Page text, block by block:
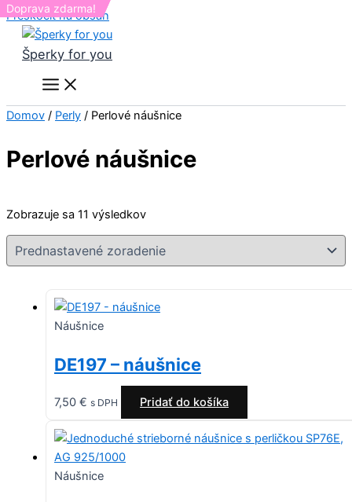
Preskočiť na obsah
Šperky for you
Domov / Perly / Perlové náušnice
Perlové náušnice
Zobrazuje sa 11 výsledkov
Náušnice
DE197 – náušnice
7,50 € s DPH Pridať do košíka
Náušnice
Doprava zdarma!
Doprava zdarma!